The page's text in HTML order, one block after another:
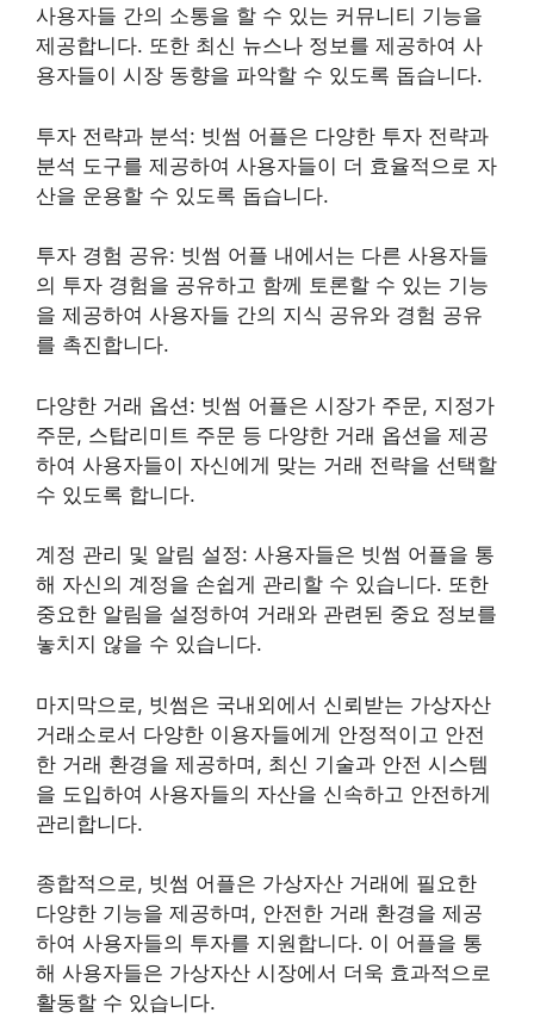
사용자들 간의 소통을 할 수 있는 커뮤니티 기능을
제공합니다. 또한 최신 뉴스나 정보를 제공하여 사
용자들이 시장 동향을 파악할 수 있도록 돕습니다.
투자 전략과 분석: 빗썸 어플은 다양한 투자 전략과
분석 도구를 제공하여 사용자들이 더 효율적으로 자
산을 운용할 수 있도록 돕습니다.
투자 경험 공유: 빗썸 어플 내에서는 다른 사용자들
의 투자 경험을 공유하고 함께 토론할 수 있는 기능
을 제공하여 사용자들 간의 지식 공유와 경험 공유
를 촉진합니다.
다양한 거래 옵션: 빗썸 어플은 시장가 주문, 지정가
주문, 스탑리미트 주문 등 다양한 거래 옵션을 제공
하여 사용자들이 자신에게 맞는 거래 전략을 선택할
수 있도록 합니다.
계정 관리 및 알림 설정: 사용자들은 빗썸 어플을 통
해 자신의 계정을 손쉽게 관리할 수 있습니다. 또한
중요한 알림을 설정하여 거래와 관련된 중요 정보를
놓치지 않을 수 있습니다.
마지막으로, 빗썸은 국내외에서 신뢰받는 가상자산
거래소로서 다양한 이용자들에게 안정적이고 안전
한 거래 환경을 제공하며, 최신 기술과 안전 시스템
을 도입하여 사용자들의 자산을 신속하고 안전하게
관리합니다.
종합적으로, 빗썸 어플은 가상자산 거래에 필요한
다양한 기능을 제공하며, 안전한 거래 환경을 제공
하여 사용자들의 투자를 지원합니다. 이 어플을 통
해 사용자들은 가상자산 시장에서 더욱 효과적으로
활동할 수 있습니다.